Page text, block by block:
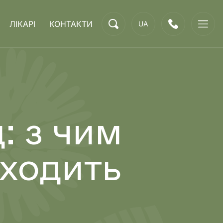
ЛІКАРІ КОНТАКТИ UA
з чим